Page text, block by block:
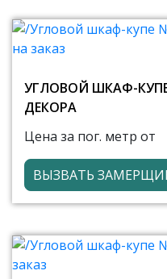
УГЛОВОЙ ШКАФ-
ДЕКОРА
Цена за пог. метр от
ВЫЗВАТЬ